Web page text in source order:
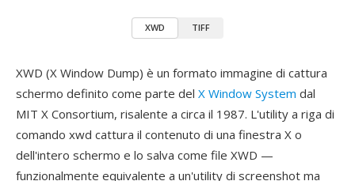
XWD TIFF
XWD (X Window Dump) è un formato immagine di cattura
schermo definito come parte del X Window System dal
MIT X Consortium, risalente a circa il 1987. L'utility a riga di
comando xwd cattura il contenuto di una finestra X o
dell'intero schermo e lo salva come file XWD —
funzionalmente equivalente a un'utility di screenshot ma